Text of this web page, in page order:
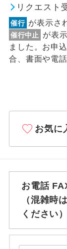
リクエスト
催行 が表示さ
催行中止
が表
ました。お申
合、書面や電
お気に
お電話
（混雑時
ください）